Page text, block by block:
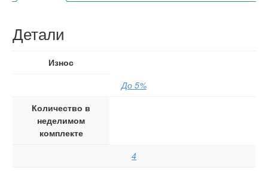
Детали
Износ
До 5%
Количество в
неделимом
комплекте
4